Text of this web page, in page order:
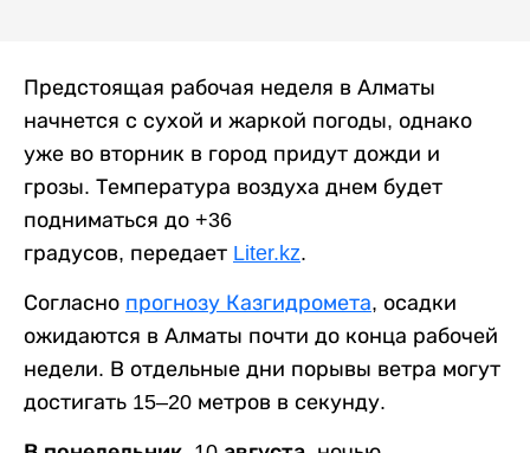
Предстоящая рабочая неделя в Алматы
начнется с сухой и жаркой погоды, однако
уже во вторник в город придут дожди и
грозы. Температура воздуха днем будет
подниматься до +36
градусов, передает Liter.kz.
Согласно прогнозу Казгидромета, осадки
ожидаются в Алматы почти до конца рабочей
недели. В отдельные дни порывы ветра могут
достигать 15–20 метров в секунду.